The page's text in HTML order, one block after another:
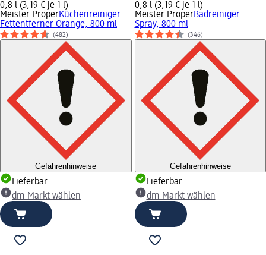
0,8 l (3,19 € je 1 l)
Meister ProperKüchenreiniger
Fettentferner Orange, 800 ml
(482)
Gefahrenhinweise
Lieferbar
dm-Markt wählen
0,8 l (3,19 € je 1 l)
Meister ProperBadreiniger
Spray, 800 ml
(346)
Gefahrenhinweise
Lieferbar
dm-Markt wählen